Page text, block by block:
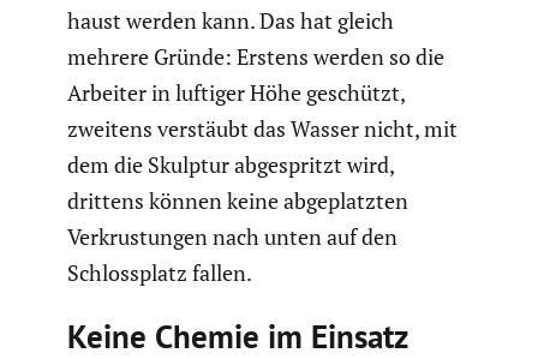
haust werden kann. Das hat gleich
mehrere Gründe: Erstens werden so die
Arbeiter in luftiger Höhe geschützt,
zweitens verstäubt das Wasser nicht, mit
dem die Skulptur abgespritzt wird,
drittens können keine abgeplatzten
Verkrus­tungen nach unten auf den
Schloss­platz fallen.
Keine Chemie im Einsatz